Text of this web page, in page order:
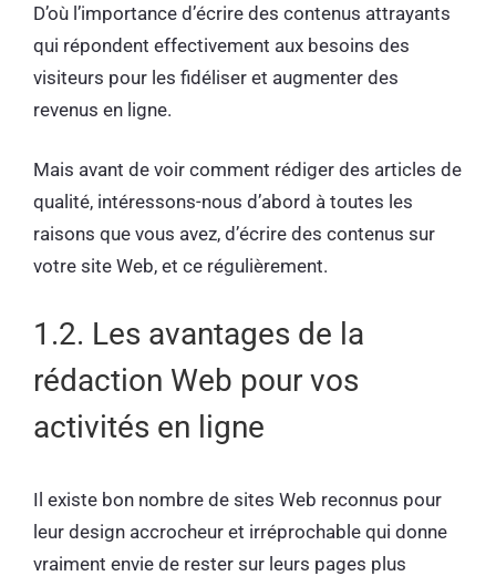
D’où l’importance d’écrire des contenus attrayants
qui répondent effectivement aux besoins des
visiteurs pour les fidéliser et augmenter des
revenus en ligne.
Mais avant de voir comment rédiger des articles de
qualité, intéressons-nous d’abord à toutes les
raisons que vous avez, d’écrire des contenus sur
votre site Web, et ce régulièrement.
1.2. Les avantages de la
rédaction Web pour vos
activités en ligne
Il existe bon nombre de sites Web reconnus pour
leur design accrocheur et irréprochable qui donne
vraiment envie de rester sur leurs pages plus